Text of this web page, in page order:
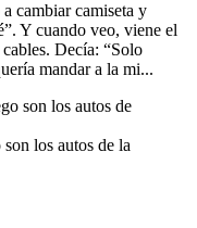
cambiar camiseta y
Y cuando veo, viene el
Decía: “Solo
mandar a la mi...
los autos de la